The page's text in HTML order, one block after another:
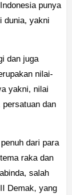
punya
dunia, yakni
dan juga
nilai-
yakni, nilai
dan
dari para
raka dan
salah
Demak, yang